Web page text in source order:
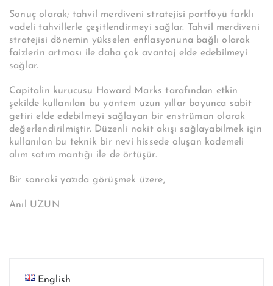
Sonuç olarak; tahvil merdiveni stratejisi portföyü farklı
vadeli tahvillerle çeşitlendirmeyi sağlar. Tahvil merdiveni
stratejisi dönemin yükselen enflasyonuna bağlı olarak
faizlerin artması ile daha çok avantaj elde edebilmeyi
sağlar.
Capitalin kurucusu Howard Marks tarafından etkin
şekilde kullanılan bu yöntem uzun yıllar boyunca sabit
getiri elde edebilmeyi sağlayan bir enstrüman olarak
değerlendirilmiştir. Düzenli nakit akışı sağlayabilmek için
kullanılan bu teknik bir nevi hissede oluşan kademeli
alım satım mantığı ile de örtüşür.
Bir sonraki yazıda görüşmek üzere,
Anıl UZUN
English